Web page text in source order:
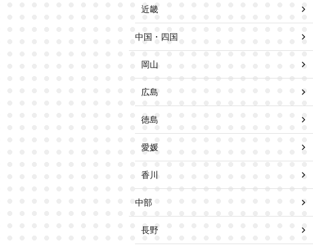
近畿
中国・四国
岡山
広島
徳島
愛媛
香川
中部
長野